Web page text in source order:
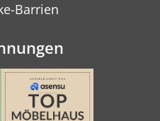
Barrien